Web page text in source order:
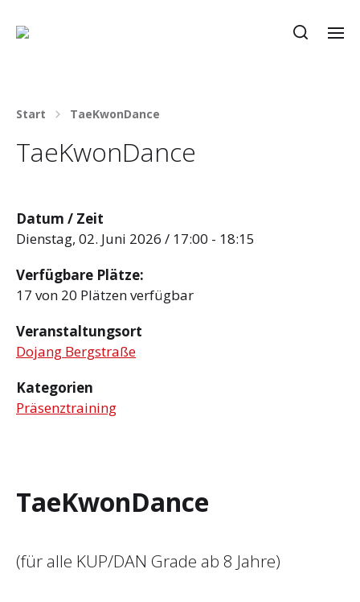
Start TaeKwonDance
TaeKwonDance
Datum / Zeit
Dienstag, 02. Juni 2026 / 17:00 - 18:15
Verfügbare Plätze:
17 von 20 Plätzen verfügbar
Veranstaltungsort
Dojang Bergstraße
Kategorien
Präsenztraining
TaeKwonDance
(für alle KUP/DAN Grade ab 8 Jahre)